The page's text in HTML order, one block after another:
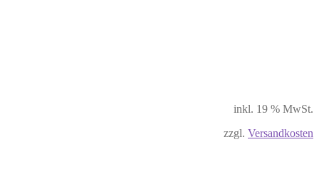
inkl. 19 % MwSt.
zzgl. Versandkosten